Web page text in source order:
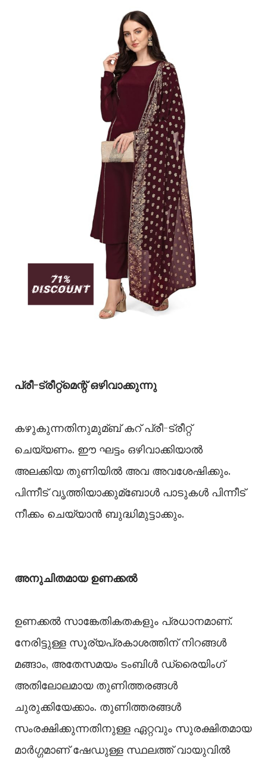
പ്രീ-ട്രീറ്റ്‌മെന്റ് ഒഴിവാക്കുന്നു
കഴുകുന്നതിനുമുമ്ബ് കറ് പ്രീ-ട്രീറ്റ്
ചെയ്യണം. ഈ ഘട്ടം ഒഴിവാക്കിയാല്‍
അലക്കിയ തുണിയില്‍ അവ അവശേഷിക്കും.
പിന്നീട് വൃത്തിയാക്കുമ്ബോള്‍ പാടുകള്‍ പിന്നീട്
നീക്കം ചെയ്യാന്‍ ബുദ്ധിമുട്ടാക്കും.
അനുചിതമായ ഉണക്കല്‍
ഉണക്കല്‍ സാങ്കേതികതകളും പ്രധാനമാണ്.
നേരിട്ടുള്ള സൂര്യപ്രകാശത്തിന് നിറങ്ങള്‍
മങ്ങാം, അതേസമയം ടംബിള്‍ ഡ്രൈയിംഗ്
അതിലോലമായ തുണിത്തരങ്ങള്‍
ചുരുക്കിയേക്കാം. തുണിത്തരങ്ങള്‍
സംരക്ഷിക്കുന്നതിനുള്ള ഏറ്റവും സുരക്ഷിതമായ
മാര്‍ഗ്ഗമാണ് ഷേഡുള്ള സ്ഥലത്ത് വായുവില്‍